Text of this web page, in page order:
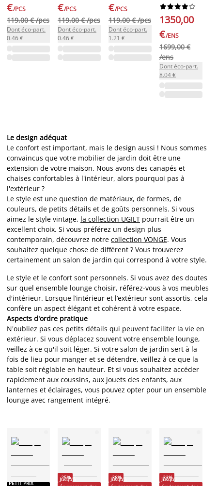
€/PCS
119,00 € /pcs
Dont éco-part.
0.46 €
€/PCS
119,00 € /pcs
Dont éco-part.
0.46 €
€/PCS
119,00 € /pcs
Dont éco-part.
1.21 €






1350,00
€/ENS
1699,00 €
/ens
Dont éco-part.
8.04 €
Le design adéquat
Le confort est important, mais le design aussi ! Nous sommes
convaincus que votre mobilier de jardin doit être une
extension de votre maison. Nous avons des canapés et
chaises confortables à l'intérieur, alors pourquoi pas à
l'extérieur ?
Le style est une question de matériaux, de formes, de
couleurs, de petits détails et de goûts personnels. Si vous
aimez le style vintage, la collection UGILT pourrait être un
excellent choix. Si vous préférez un design plus
contemporain, découvrez notre collection VONGE. Vous
souhaitez quelque chose de différent ? Vous trouverez
certainement un salon de jardin qui correspond à votre style.
Le style et le confort sont personnels. Si vous avez des doutes
sur quel ensemble lounge choisir, référez-vous à vos meubles
d'intérieur. Lorsque l’intérieur et l’extérieur sont assortis, cela
confère un aspect élégant et cohérent à votre espace.
Aspects d'ordre pratique
N'oubliez pas ces petits détails qui peuvent faciliter la vie en
extérieur. Si vous déplacez souvent votre ensemble lounge,
veillez à ce qu'il soit léger. Si votre salon de jardin sert à la
fois de lieu pour manger et se détendre, veillez à ce que la
table soit réglable en hauteur. Et si vous souhaitez accéder
rapidement aux coussins, aux jouets des enfants, aux
lanternes et éclairages, vous pouvez opter pour un ensemble
lounge avec rangement intégré.
PETIT PRIX
-25%
Jusqu'à
-38%
Jusqu'à
-33%
Jusqu'à